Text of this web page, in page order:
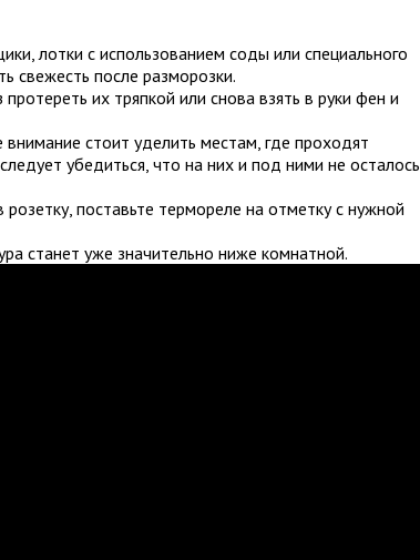
лотки с использованием соды или специального
свежесть после разморозки.
их тряпкой или снова взять в руки фен и
стоит уделить местам, где проходят
убедиться, что на них и под ними не осталось
поставьте термореле на отметку с нужной
станет уже значительно ниже комнатной.